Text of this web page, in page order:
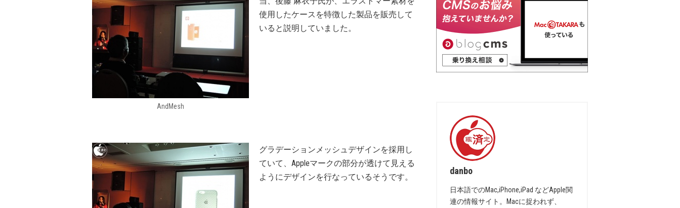
AndMesh
使用したケースを特徴した製品を販売して
いると説明していました。
グラデーションメッシュデザインを採用し
ていて、Appleマークの部分が透けて見える
ようにデザインを行なっているそうです。
danbo
日本語でのMac,iPhone,iPad などApple関
連の情報サイト。Macに捉われず、